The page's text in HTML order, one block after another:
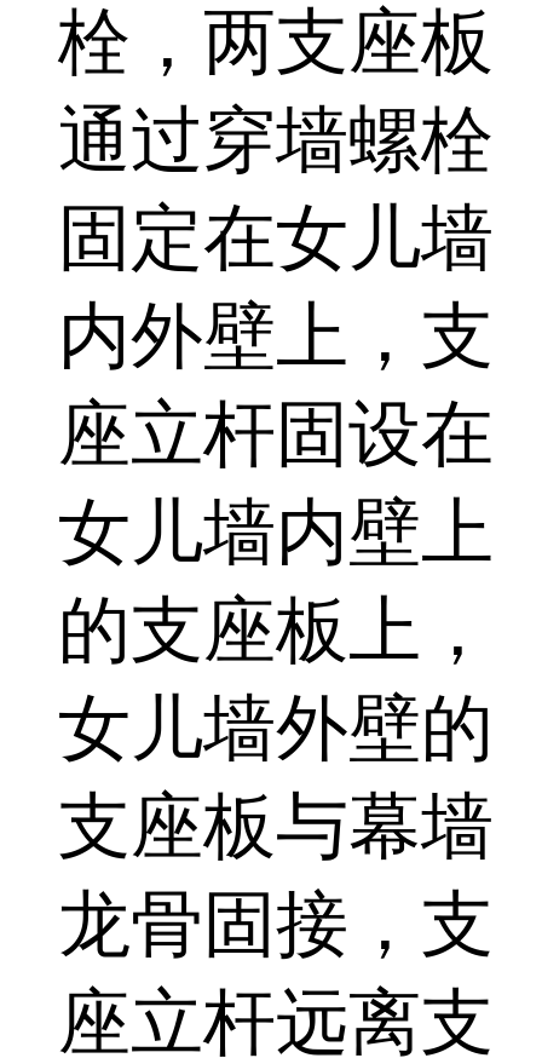
栓，两支座板
通过穿墙螺栓
固定在女儿墙
内外壁上，支
座立杆固设在
女儿墙内壁上
的支座板上，
女儿墙外壁的
支座板与幕墙
龙骨固接，支
座立杆远离支